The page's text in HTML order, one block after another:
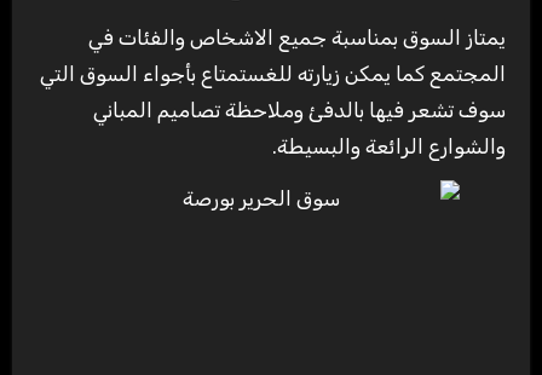
يمتاز السوق بمناسبة جميع الاشخاص والفئات في
المجتمع كما يمكن زيارته للغستمتاع بأجواء السوق التي
سوف تشعر فيها بالدفئ وملاحظة تصاميم المباني
والشوارع الرائعة والبسيطة.